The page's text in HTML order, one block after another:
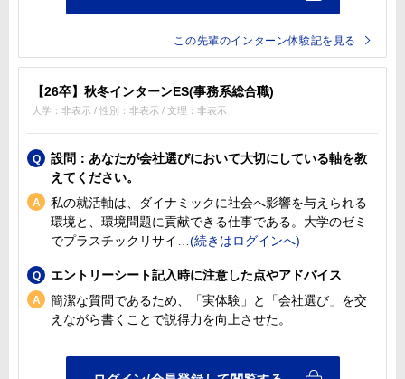
この先輩のインターン体験記を見る
【26卒】秋冬インターンES(事務系総合職)
大学：非表示 / 性別：非表示 / 文理：非表示
設問：あなたが会社選びにおいて大切にしている軸を教
えてください。
私の就活軸は、ダイナミックに社会へ影響を与えられる
環境と、環境問題に貢献できる仕事である。大学のゼミ
でプラスチックリサイ
エントリーシート記入時に注意した点やアドバイス
簡潔な質問であるため、「実体験」と「会社選び」を交
えながら書くことで説得力を向上させた。